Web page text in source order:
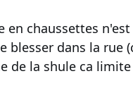
en chaussettes
blesser dans la rue
de la shule ca